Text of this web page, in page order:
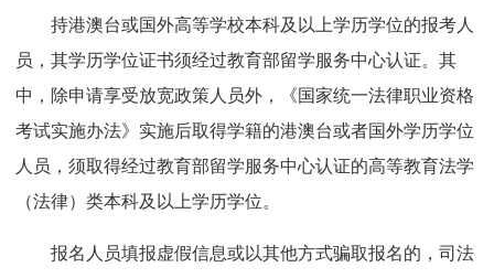
持港澳台或国外高等学校本科及以上学历学位的报考人
员，其学历学位证书须经过教育部留学服务中心认证。其
中，除申请享受放宽政策人员外，《国家统一法律职业资格
考试实施办法》实施后取得学籍的港澳台或者国外学历学位
人员，须取得经过教育部留学服务中心认证的高等教育法学
（法律）类本科及以上学历学位。
报名人员填报虚假信息或以其他方式骗取报名的，司法